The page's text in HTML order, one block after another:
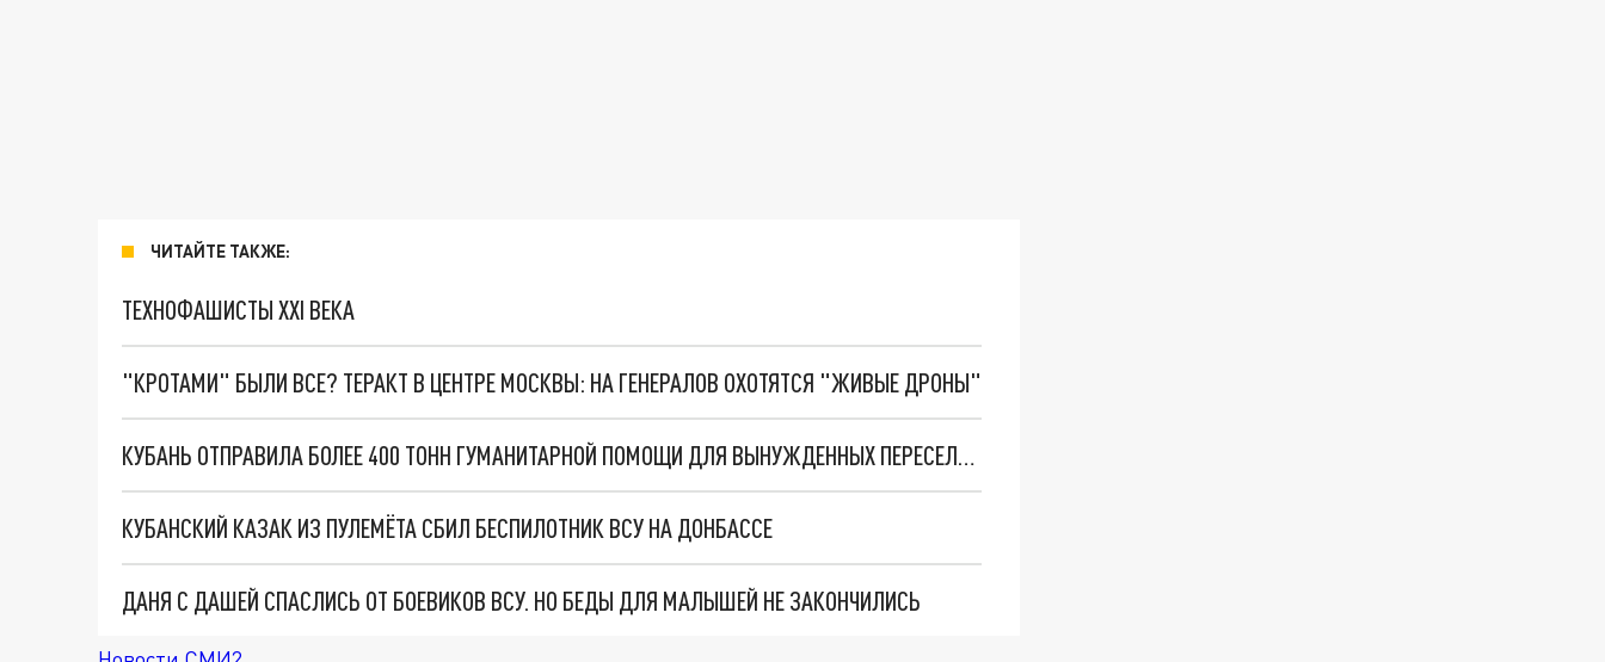
ЧИТАЙТЕ ТАКЖЕ:
ТЕХНОФАШИСТЫ XXI ВЕКА
"КРОТАМИ" БЫЛИ ВСЕ? ТЕРАКТ В ЦЕНТРЕ МОСКВЫ: НА ГЕНЕРАЛОВ ОХОТЯТСЯ "ЖИВЫЕ ДРОНЫ"
КУБАНЬ ОТПРАВИЛА БОЛЕЕ 400 ТОНН ГУМАНИТАРНОЙ ПОМОЩИ ДЛЯ ВЫНУЖДЕННЫХ ПЕРЕСЕЛЕНЦЕВ ИЗ ЛНР И ДНР
КУБАНСКИЙ КАЗАК ИЗ ПУЛЕМЁТА СБИЛ БЕСПИЛОТНИК ВСУ НА ДОНБАССЕ
ДАНЯ С ДАШЕЙ СПАСЛИСЬ ОТ БОЕВИКОВ ВСУ. НО БЕДЫ ДЛЯ МАЛЫШЕЙ НЕ ЗАКОНЧИЛИСЬ